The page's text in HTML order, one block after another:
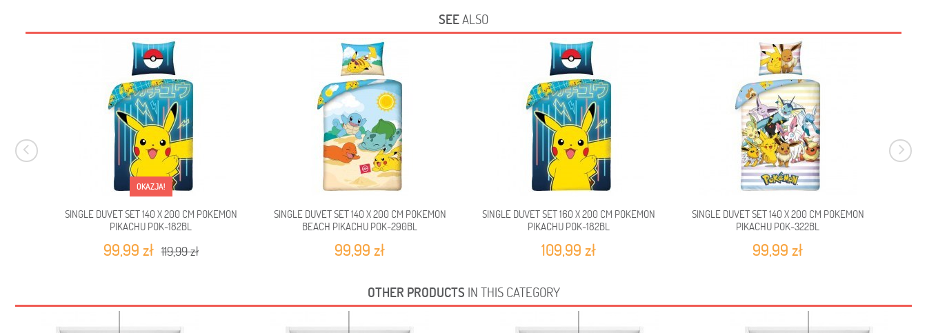
SEEALSO
OKAZJA!
SINGLE DUVET SET 140 X 200 CM POKEMON
PIKACHU POK-182BL
99,99 zł 119,99 zł
SINGLE DUVET SET 140 X 200 CM POKEMON
BEACH PIKACHU POK-290BL
99,99 zł
SINGLE DUVET SET 160 X 200 CM POKEMON
PIKACHU POK-182BL
109,99 zł
SINGLE DUVET SET 140 X 200 CM POKEMON
PIKACHU POK-322BL
99,99 zł
OTHER PRODUCTS IN THIS CATEGORY